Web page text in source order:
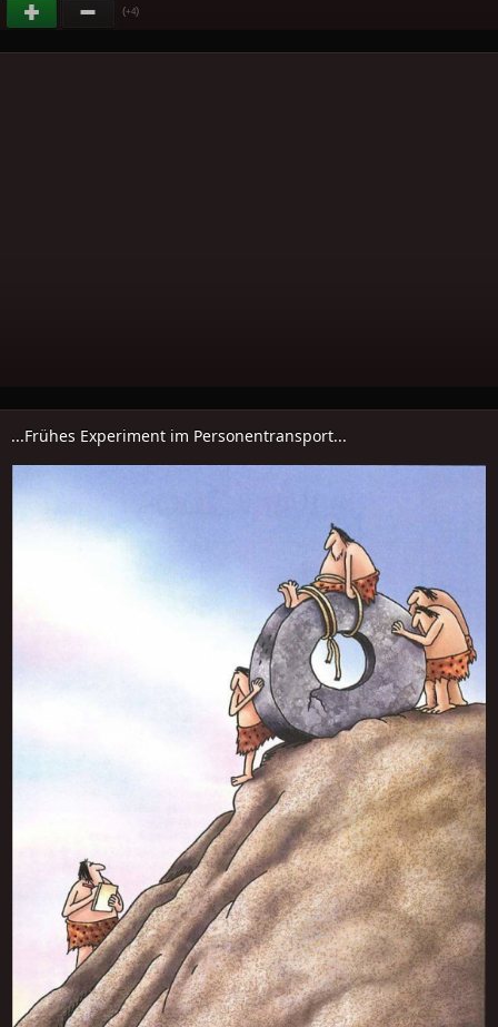
(+4)
...Frühes Experiment im Personentransport...